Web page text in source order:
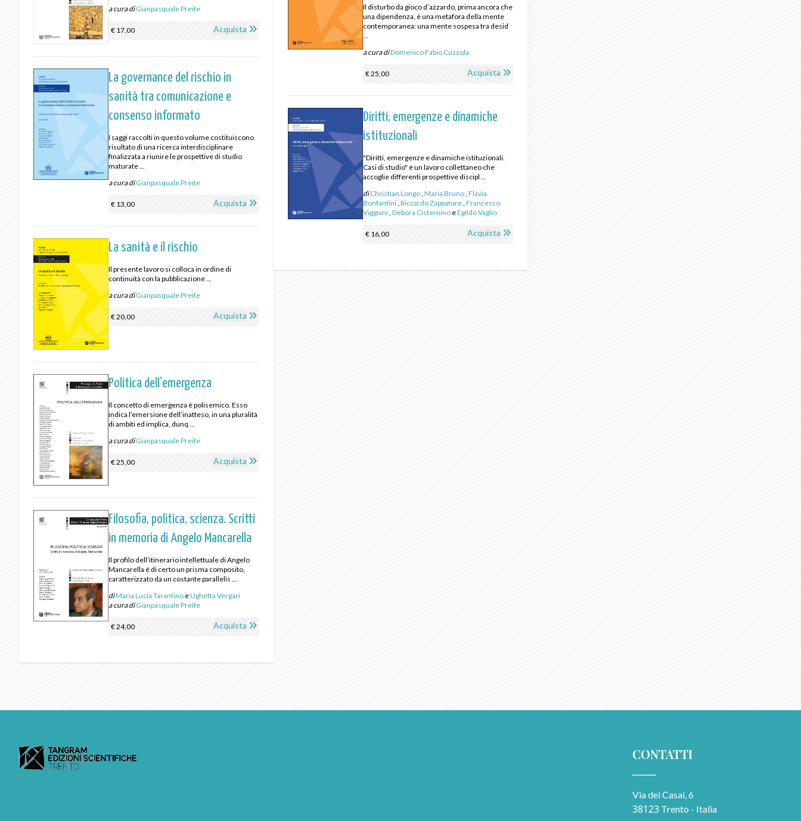
a cura diGianpasquale Preite
€ 17,00 Acquista
La governance del rischio in
sanità tra comunicazione e
consenso informato
I saggi raccolti in questo volume costituiscono
risultato di una ricerca interdisciplinare
finalizzata a riunire le prospettive di studio
maturate ...
a cura diGianpasquale Preite
€ 13,00 Acquista
La sanità e il rischio
Il presente lavoro si colloca in ordine di
continuità con la pubblicazione ...
a cura diGianpasquale Preite
€ 20,00 Acquista
Politica dell’emergenza
Il concetto di emergenza è polisemico. Esso
indica l’emersione dell’inatteso, in una pluralità
di ambiti ed implica, dunq ...
a cura diGianpasquale Preite
€ 25,00 Acquista
Filosofia, politica, scienza. Scritti
in memoria di Angelo Mancarella
Il profilo dell’itinerario intellettuale di Angelo
Mancarella è di certo un prisma composito,
caratterizzato da un costante parallelis ...
diMaria Lucia Tarantino eUghetta Vergari
a cura diGianpasquale Preite
€ 24,00 Acquista
Il disturbo da gioco d’azzardo, prima ancora che
una dipendenza, è una metafora della mente
contemporanea: una mente sospesa tra desid
...
a cura diDomenico Fabio Cuzzola
€ 25,00 Acquista
Diritti, emergenze e dinamiche
istituzionali
"Diritti, emergenze e dinamiche istituzionali.
Casi di studio" è un lavoro collettaneo che
accoglie differenti prospettive discipl ...
diChristian Longo, Maria Bruno, Flavia
Bonfantini, Riccardo Zappatore, Francesco
Viggiani, Debora Cisternino eEgildo Vaglio
€ 16,00 Acquista
CONTATTI
Via dei Casai, 6
38123 Trento - Italia